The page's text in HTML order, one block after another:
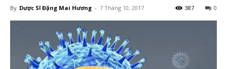
By Dược Sĩ Đặng Mai Hương - 7 Tháng 10, 2017 0
387